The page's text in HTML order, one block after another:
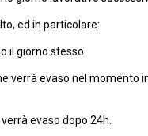
ed in particolare:
il giorno stesso
verrà evaso nel
evaso dopo 24h.